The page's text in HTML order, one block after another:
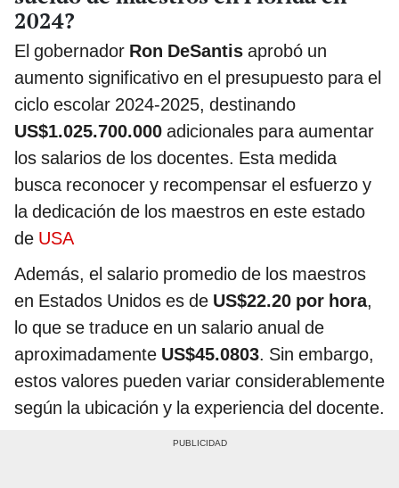
2024?
El gobernador Ron DeSantis aprobó un
aumento significativo en el presupuesto para el
ciclo escolar 2024-2025, destinando
US$1.025.700.000 adicionales para aumentar
los salarios de los docentes. Esta medida
busca reconocer y recompensar el esfuerzo y
la dedicación de los maestros en este estado
de USA
Además, el salario promedio de los maestros
en Estados Unidos es de US$22.20 por hora,
lo que se traduce en un salario anual de
aproximadamente US$45.0803. Sin embargo,
estos valores pueden variar considerablemente
según la ubicación y la experiencia del docente.